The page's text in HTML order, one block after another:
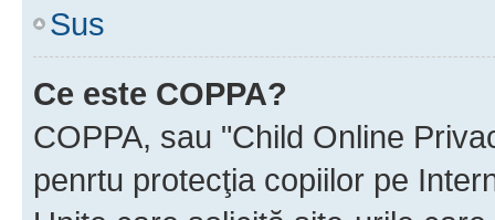
Sus
Ce este COPPA?
COPPA, sau "Child Online
penrtu protecţia copiilor pe